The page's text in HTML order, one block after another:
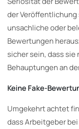
der
unsachliche oder
Bewertungen
sicher sein, dass
Behauptungen an
Keine Fake-
Umgekehrt achtet
dass Arbeitgeber